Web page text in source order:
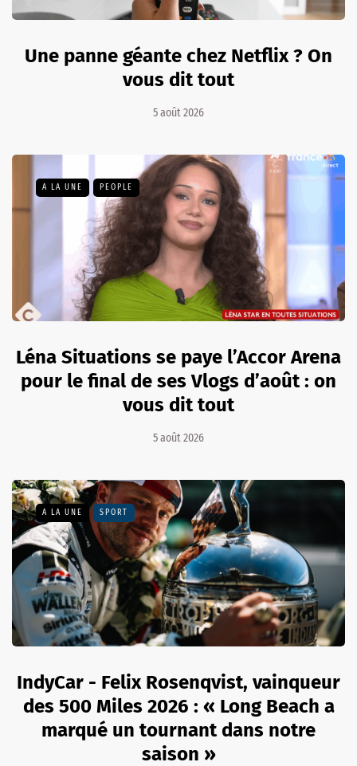
Une panne géante chez Netflix ? On
vous dit tout
5 août 2026
A LA UNE PEOPLE
Léna Situations se paye l’Accor Arena
pour le final de ses Vlogs d’août : on
vous dit tout
5 août 2026
A LA UNE SPORT
IndyCar - Felix Rosenqvist, vainqueur
des 500 Miles 2026 : « Long Beach a
marqué un tournant dans notre
saison »